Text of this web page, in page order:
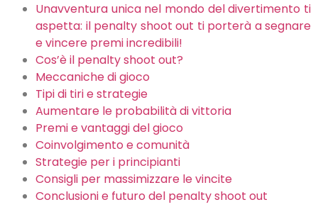
Unavventura unica nel mondo del divertimento ti
aspetta: il penalty shoot out ti porterà a segnare
e vincere premi incredibili!
Cos’è il penalty shoot out?
Meccaniche di gioco
Tipi di tiri e strategie
Aumentare le probabilità di vittoria
Premi e vantaggi del gioco
Coinvolgimento e comunità
Strategie per i principianti
Consigli per massimizzare le vincite
Conclusioni e futuro del penalty shoot out